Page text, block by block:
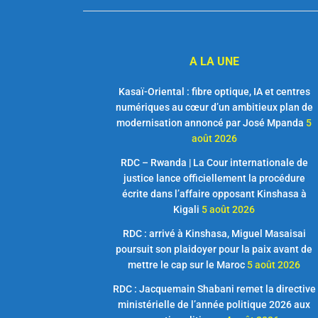
A LA UNE
Kasaï-Oriental : fibre optique, IA et centres
numériques au cœur d’un ambitieux plan de
modernisation annoncé par José Mpanda 5
août 2026
RDC – Rwanda | La Cour internationale de
justice lance officiellement la procédure
écrite dans l’affaire opposant Kinshasa à
Kigali 5 août 2026
RDC : arrivé à Kinshasa, Miguel Masaisai
poursuit son plaidoyer pour la paix avant de
mettre le cap sur le Maroc 5 août 2026
RDC : Jacquemain Shabani remet la directive
ministérielle de l’année politique 2026 aux